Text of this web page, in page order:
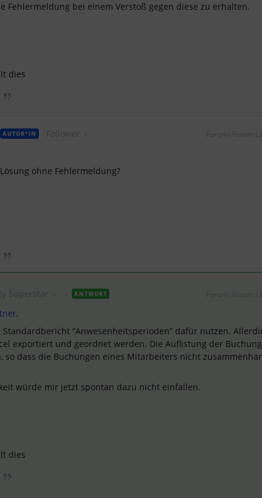
Fehlermeldung bei einem Verstoß gegen diese zu erhalten.
dies
AUTOR*IN Follower Forum|Forum|2
ohne Fehlermeldung?
ANTWORT
,
“Anwesenheitsperioden” dafür nutzen.
exportiert und geordnet werden. Die Auflistung der
so dass die Buchungen eines Mitarbeiters nicht
würde mir jetzt spontan dazu nicht einfallen.
dies